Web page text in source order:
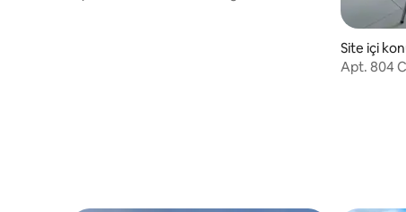
Site içi
Apt. 804